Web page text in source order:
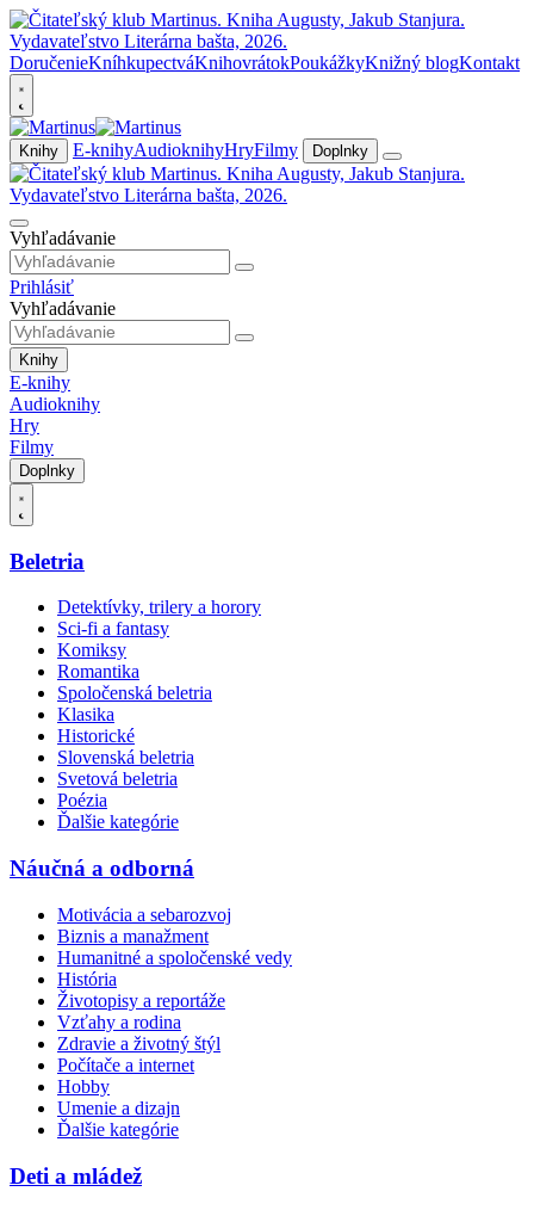
DoručenieKníhkupectváKnihovrátokPoukážkyKnižný blogKontakt
Knihy E-knihyAudioknihyHryFilmy Doplnky
Vyhľadávanie
Prihlásiť
Vyhľadávanie
Knihy
E-knihy
Audioknihy
Hry
Filmy
Doplnky
Beletria
Detektívky, trilery a horory
Sci-fi a fantasy
Komiksy
Romantika
Spoločenská beletria
Klasika
Historické
Slovenská beletria
Svetová beletria
Poézia
Ďalšie kategórie
Náučná a odborná
Motivácia a sebarozvoj
Biznis a manažment
Humanitné a spoločenské vedy
História
Životopisy a reportáže
Vzťahy a rodina
Zdravie a životný štýl
Počítače a internet
Hobby
Umenie a dizajn
Ďalšie kategórie
Deti a mládež